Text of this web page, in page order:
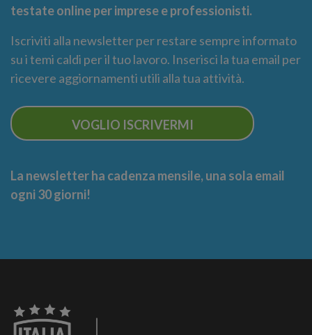
testate online per imprese e professionisti.
Iscriviti alla newsletter per restare sempre informato
su i temi caldi per il tuo lavoro. Inserisci la tua email per
ricevere aggiornamenti utili alla tua attività.
VOGLIO ISCRIVERMI
La newsletter ha cadenza mensile, una sola email
ogni 30 giorni!